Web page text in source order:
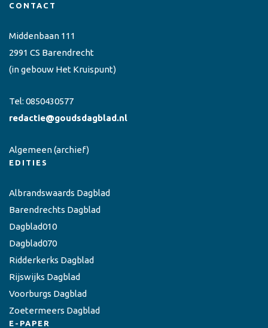
CONTACT
Middenbaan 111
2991 CS Barendrecht
(in gebouw Het Kruispunt)
Tel: 0850430577
redactie@goudsdagblad.nl
Algemeen(archief)
EDITIES
Albrandswaards Dagblad
Barendrechts Dagblad
Dagblad010
Dagblad070
Ridderkerks Dagblad
Rijswijks Dagblad
Voorburgs Dagblad
Zoetermeers Dagblad
E-PAPER